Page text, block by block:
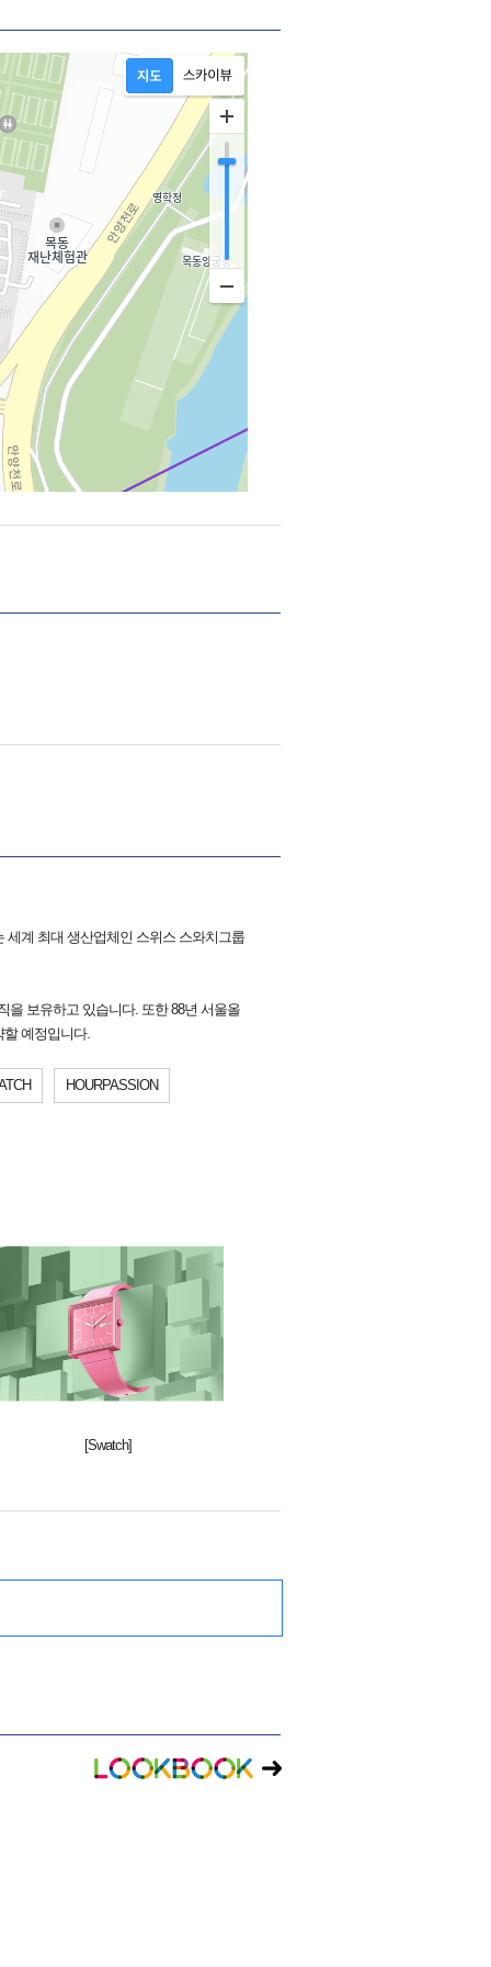
세계 최대 생산업체인 스위스 스와치그룹
을 보유하고 있습니다. 또한 88년 서울올
할 예정입니다.
HOURPASSION
[Swatch]